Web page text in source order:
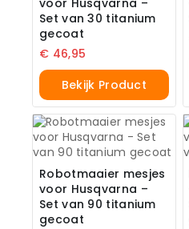
Set van 30 titanium
gecoat
€ 46,95
Bekijk Product
Robotmaaier mesjes
voor Husqvarna –
Set van 90 titanium
gecoat